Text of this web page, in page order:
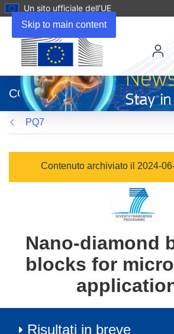
Skip to main content
Un sito ufficiale dell’UE
apre
in
una
nuova
finestra)
CORDIS
PQ7
Contenuto archiviato il 2024-
Nano-diamond
blocks for
Risultati in breve